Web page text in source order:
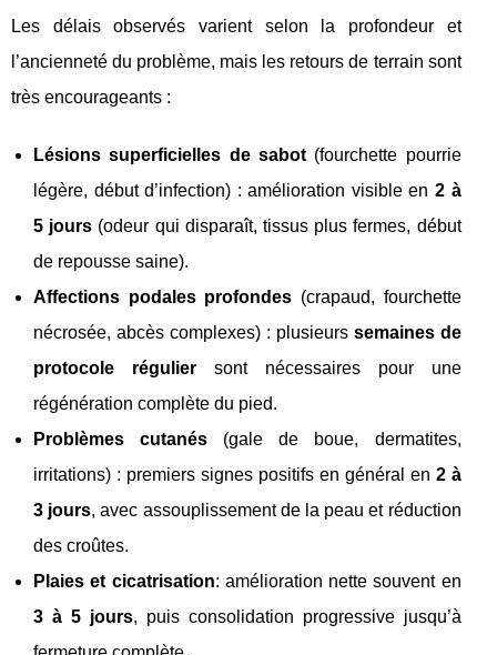
Les délais observés varient selon la profondeur et
l’ancienneté du problème, mais les retours de terrain sont
très encourageants :
Lésions superficielles de sabot(fourchette pourrie
légère, début d’infection) : amélioration visible en2 à
5 jours (odeur qui disparaît, tissus plus fermes, début
de repousse saine).
Affections podales profondes (crapaud, fourchette
nécrosée, abcès complexes) : plusieurs semaines de
protocole réguliersont nécessaires pour une
régénération complète du pied.
Problèmes cutanés (gale de boue, dermatites,
irritations) : premiers signes positifs en général en 2 à
3 jours, avec assouplissement de la peau et réduction
des croûtes.
Plaies et cicatrisation: amélioration nette souvent en
3 à 5 jours, puis consolidation progressive jusqu’à